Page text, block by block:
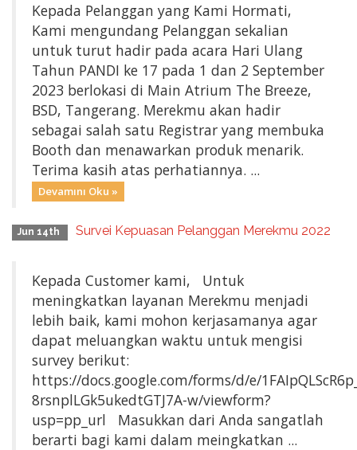
Kepada Pelanggan yang Kami Hormati,
Kami mengundang Pelanggan sekalian
untuk turut hadir pada acara Hari Ulang
Tahun PANDI ke 17 pada 1 dan 2 September
2023 berlokasi di Main Atrium The Breeze,
BSD, Tangerang. Merekmu akan hadir
sebagai salah satu Registrar yang membuka
Booth dan menawarkan produk menarik.
Terima kasih atas perhatiannya. ...
Devamını Oku »
Jun 14th Survei Kepuasan Pelanggan Merekmu 2022
Kepada Customer kami, Untuk
meningkatkan layanan Merekmu menjadi
lebih baik, kami mohon kerjasamanya agar
dapat meluangkan waktu untuk mengisi
survey berikut:
https://docs.google.com/forms/d/e/
8rsnplLGk5ukedtGTJ7A-w/viewform?
usp=pp_url Masukkan dari Anda sangatlah
berarti bagi kami dalam meingkatkan ...